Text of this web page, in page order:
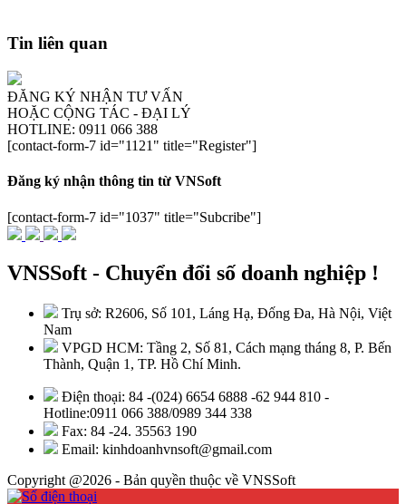
Tin liên quan
ĐĂNG KÝ NHẬN TƯ VẤN
HOẶC CỘNG TÁC - ĐẠI LÝ
HOTLINE: 0911 066 388
[contact-form-7 id="1121" title="Register"]
Đăng ký nhận thông tin từ VNSoft
[contact-form-7 id="1037" title="Subcribe"]
VNSSoft - Chuyển đổi số doanh nghiệp !
Trụ sở: R2606, Số 101, Láng Hạ, Đống Đa, Hà Nội, Việt
Nam
VPGD HCM: Tầng 2, Số 81, Cách mạng tháng 8, P. Bến
Thành, Quận 1, TP. Hồ Chí Minh.
Điện thoại: 84 -(024) 6654 6888 -62 944 810 -
Hotline:0911 066 388/0989 344 338
Fax: 84 -24. 35563 190
Email: kinhdoanhvnsoft@gmail.com
Copyright @2026 - Bản quyền thuộc về VNSSoft